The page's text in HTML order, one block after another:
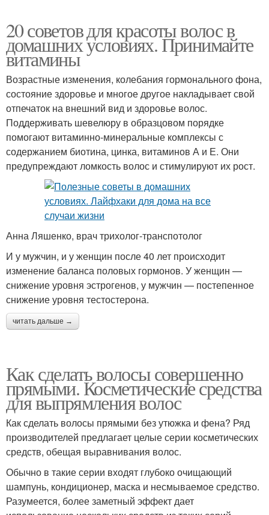
20 советов для красоты волос в
домашних условиях. Принимайте
витамины
Возрастные изменения, колебания гормонального фона,
состояние здоровье и многое другое накладывает свой
отпечаток на внешний вид и здоровье волос.
Поддерживать шевелюру в образцовом порядке
помогают витаминно-минеральные комплексы с
содержанием биотина, цинка, витаминов А и Е. Они
предупреждают ломкость волос и стимулируют их рост.
Анна Ляшенко, врач трихолог-транспотолог
И у мужчин, и у женщин после 40 лет происходит
изменение баланса половых гормонов. У женщин —
снижение уровня эстрогенов, у мужчин — постепенное
снижение уровня тестостерона.
читать дальше →
Как сделать волосы совершенно
прямыми. Косметические средства
для выпрямления волос
Как сделать волосы прямыми без утюжка и фена? Ряд
производителей предлагает целые серии косметических
средств, обещая выравнивания волос.
Обычно в такие серии входят глубоко очищающий
шампунь, кондиционер, маска и несмываемое средство.
Разумеется, более заметный эффект дает